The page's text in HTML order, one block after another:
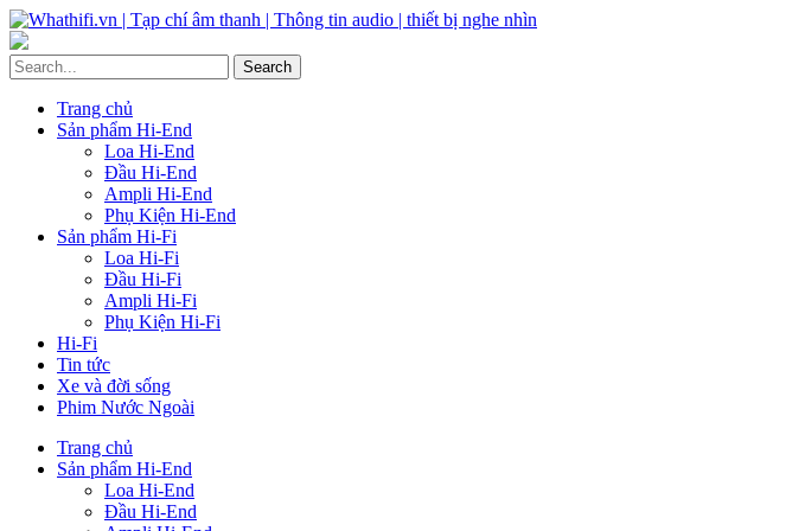
Trang chủ
Sản phẩm Hi-End
Loa Hi-End
Đầu Hi-End
Ampli Hi-End
Phụ Kiện Hi-End
Sản phẩm Hi-Fi
Loa Hi-Fi
Đầu Hi-Fi
Ampli Hi-Fi
Phụ Kiện Hi-Fi
Hi-Fi
Tin tức
Xe và đời sống
Phim Nước Ngoài
Trang chủ
Sản phẩm Hi-End
Loa Hi-End
Đầu Hi-End